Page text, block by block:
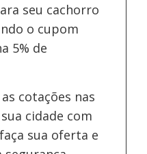
seu cachorro
o cupom
5% de
cotações nas
cidade com
sua oferta e